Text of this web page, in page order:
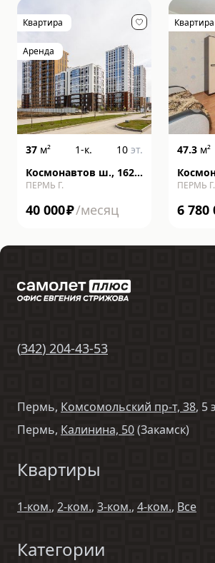
Квартира
Аренда
37 м² 1-к. 10 эт.
Космонавтов ш., 162,
литера к
ПЕРМЬ Г.
40 000₽/месяц
Квартира
47.3 м²
ул., 40,
ПЕРМЬ Г.
6 780
(342) 204-43-53
Пермь, Комсомольский пр-т, 38, 5
Пермь, Калинина, 50(Закамск)
Квартиры
1-ком., 2-ком., 3-ком., 4-ком., Все
Категории